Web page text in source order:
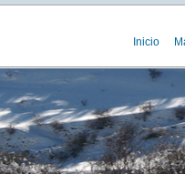
Inicio